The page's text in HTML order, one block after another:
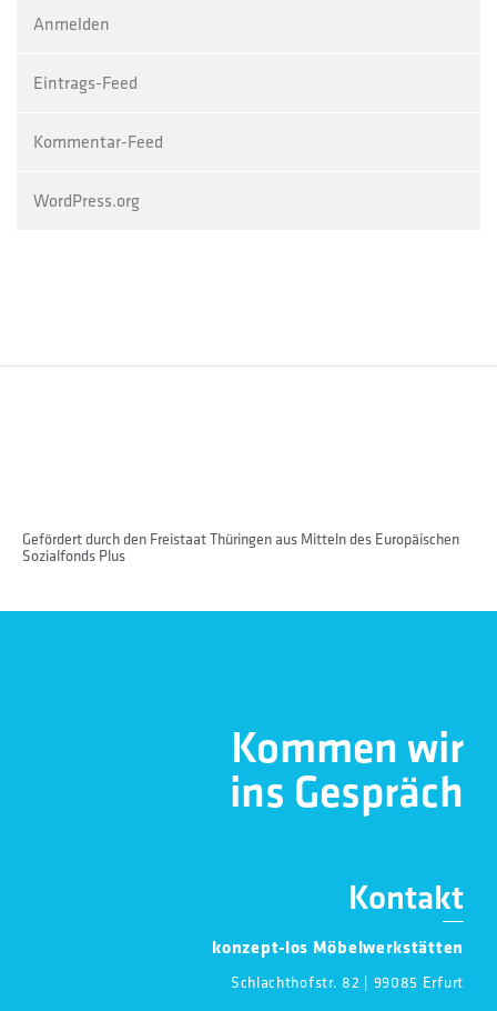
Anmelden
Eintrags-Feed
Kommentar-Feed
WordPress.org
Gefördert durch den Freistaat Thüringen aus Mitteln des Europäischen
Sozialfonds Plus
Kommen wir
ins Gespräch
Kontakt
konzept-los Möbelwerkstätten
Schlachthofstr. 82 | 99085 Erfurt